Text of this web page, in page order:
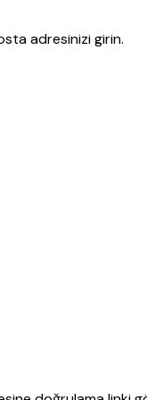
adresinizi girin.